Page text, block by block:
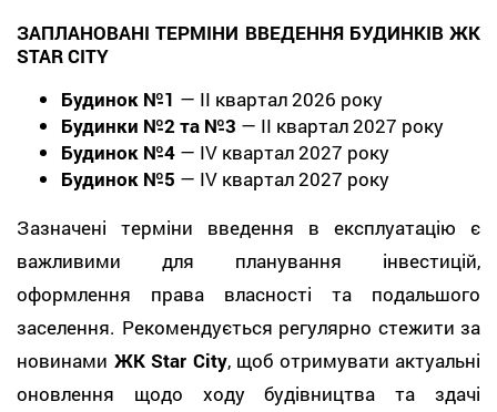
ЗАПЛАНОВАНІ ТЕРМІНИ ВВЕДЕННЯ БУДИНКІВ ЖК
STAR CITY
Будинок №1 — II квартал 2026 року
Будинки №2 та №3 — II квартал 2027 року
Будинок №4 — IV квартал 2027 року
Будинок №5 — IV квартал 2027 року
Зазначені терміни введення в експлуатацію є
важливими для планування інвестицій,
оформлення права власності та подальшого
заселення. Рекомендується регулярно стежити за
новинами ЖК Star City, щоб отримувати актуальні
оновлення щодо ходу будівництва та здачі